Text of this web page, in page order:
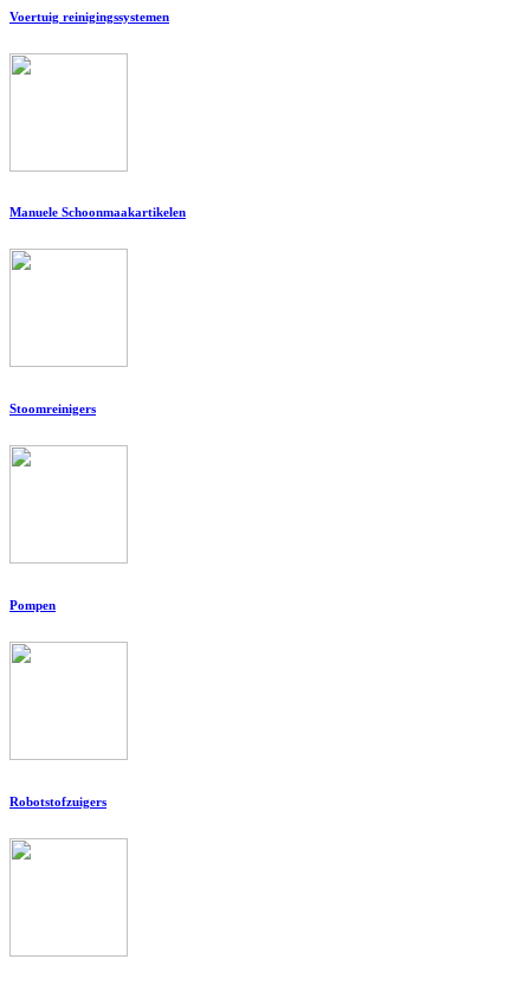
Voertuig reinigingssystemen
Manuele Schoonmaakartikelen
Stoomreinigers
Pompen
Robotstofzuigers